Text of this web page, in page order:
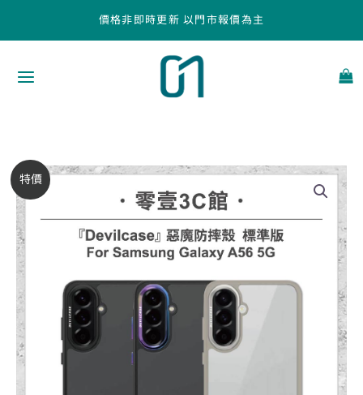
價格非即時更新 以門市報價為主
特價
原
始
價
格：
NT$980。
目
前
價
格：
NT$830。
『DEVILCASE』
惡
魔
防
摔
標
準
版
For